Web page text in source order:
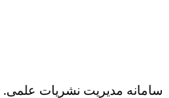
سامانه مدیریت نشریات علمی.